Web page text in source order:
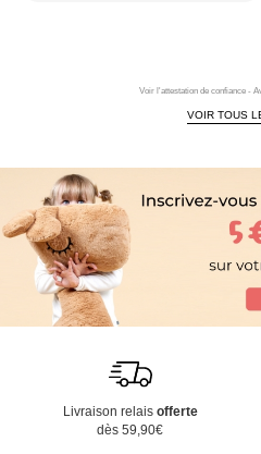
Voir l'attestation de confiance -
VOIR TOUS
Livraison relais offerte
dès 59,90€